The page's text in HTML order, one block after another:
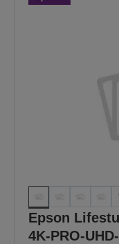
Epson
4K-PRO-